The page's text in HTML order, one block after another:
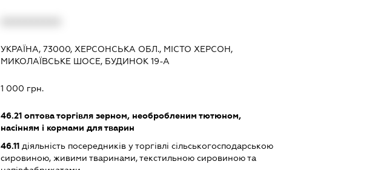
УКРАЇНА, 73000, ХЕРСОНСЬКА ОБЛ., МІСТО ХЕРСОН,
МИКОЛАЇВСЬКЕ ШОСЕ, БУДИНОК 19-А
1 000 грн.
46.21оптова торгівля зерном, необробленим тютюном,
насінням і кормами для тварин
46.11діяльність посередників у торгівлі сільськогосподарською
сировиною, живими тваринами, текстильною сировиною та